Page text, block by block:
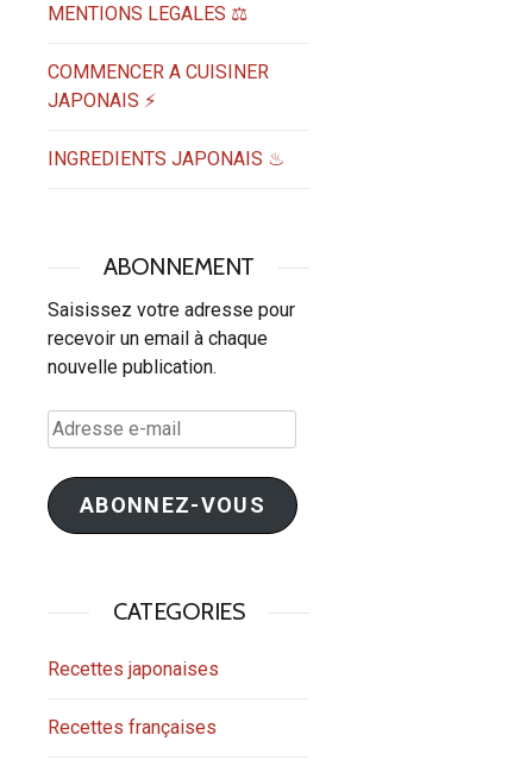
MENTIONS LEGALES ⚖️
COMMENCER A CUISINER
JAPONAIS ⚡
INGREDIENTS JAPONAIS ♨
ABONNEMENT
Saisissez votre adresse pour
recevoir un email à chaque
nouvelle publication.
Adresse
e-
mail
ABONNEZ-VOUS
CATEGORIES
Recettes japonaises
Recettes françaises